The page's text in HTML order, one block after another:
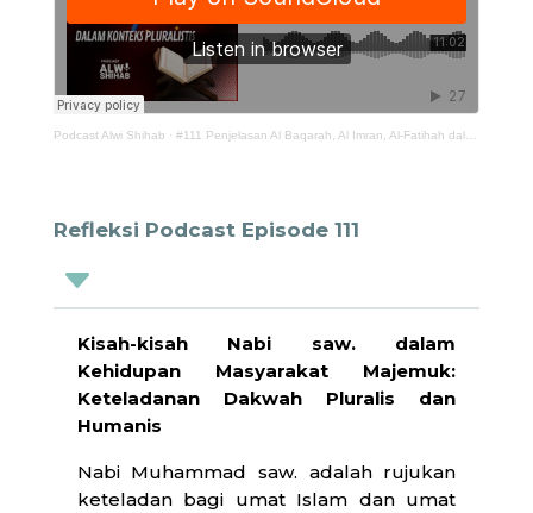
Podcast Alwi Shihab · #111 Penjelasan Al Baqarah, Al Imran, Al-Fatihah dalam Konteks Pluralisme
Refleksi Podcast Episode 111
C
Kisah-kisah Nabi saw. dalam
Kehidupan Masyarakat Majemuk:
Keteladanan Dakwah Pluralis dan
Humanis
Nabi Muhammad saw. adalah rujukan
keteladan bagi umat Islam dan umat